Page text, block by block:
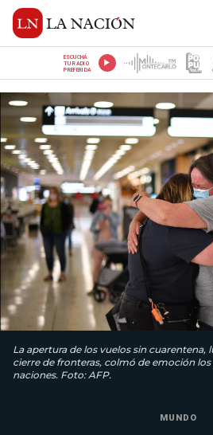
ESCUCHÁ
TU RADIO
PREFERIDA
La apertura de los vuelos sin cuarentena,
cierre de fronteras, colmó de emoción
naciones. Foto: AFP.
MUNDO